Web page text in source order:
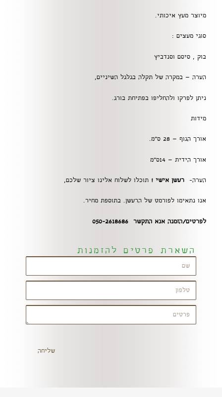
מיוצר מעץ איכותי.
סוגי מעצים :
בוק , סיסם וסנדביץ
הערה – במקרה של תקלה בגלגל השיניים,
ניתן לפרקו ולהחליפו בפתיחת בורג.
מידות
אורך הגוף – 28 ס"מ.
אורך הידית – 14ס"מ
הערה-רעשן אישי ! תוכלו לשלוח אלינו ציור שלכם,
אנו נתאימו לפורמט של הרעשן. בתוספת מחיר.
לפרטים/הזמנה אנא התקשר 050-2618686
שליחה
השארת פרטים להזמנות